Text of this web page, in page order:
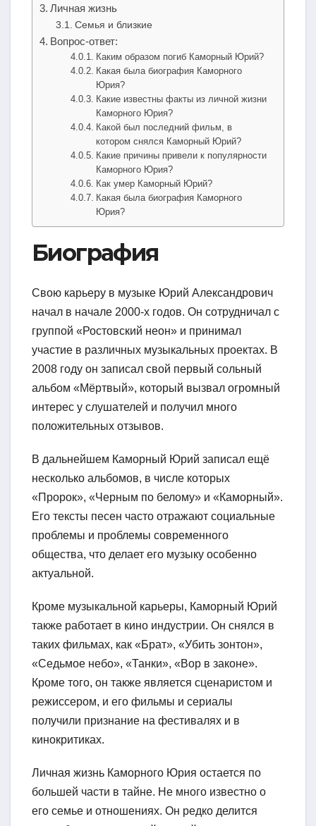
Личная жизнь
Семья и близкие
Вопрос-ответ:
Каким образом погиб Каморный Юрий?
Какая была биография Каморного
Юрия?
Какие известны факты из личной жизни
Каморного Юрия?
Какой был последний фильм, в
котором снялся Каморный Юрий?
Какие причины привели к популярности
Каморного Юрия?
Как умер Каморный Юрий?
Какая была биография Каморного
Юрия?
Биография
Свою карьеру в музыке Юрий Александрович
начал в начале 2000-х годов. Он сотрудничал с
группой «Ростовский неон» и принимал
участие в различных музыкальных проектах. В
2008 году он записал свой первый сольный
альбом «Мёртвый», который вызвал огромный
интерес у слушателей и получил много
положительных отзывов.
В дальнейшем Каморный Юрий записал ещё
несколько альбомов, в числе которых
«Прорoк», «Чeрным по белому» и «Каморный».
Его тексты песен часто отражают социальные
проблемы и проблемы современного
общества, что делает его музыку особенно
актуальной.
Кроме музыкальной карьеры, Каморный Юрий
также работает в кино индустрии. Он снялся в
таких фильмах, как «Брат», «Убить зонтон»,
«Седьмое небо», «Танки», «Вор в законе».
Кроме того, он также является сценаристом и
режиссером, и его фильмы и сериалы
получили признание на фестивалях и в
кинокритиках.
Личная жизнь Каморного Юрия остается по
большей части в тайне. Не много известно о
его семье и отношениях. Он редко делится